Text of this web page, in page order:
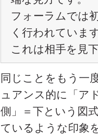
フォーラムでは
く行われていま
これは相手を見
同じことをもう一
ュアンス的に「ア
側」＝下という図
ているような印象